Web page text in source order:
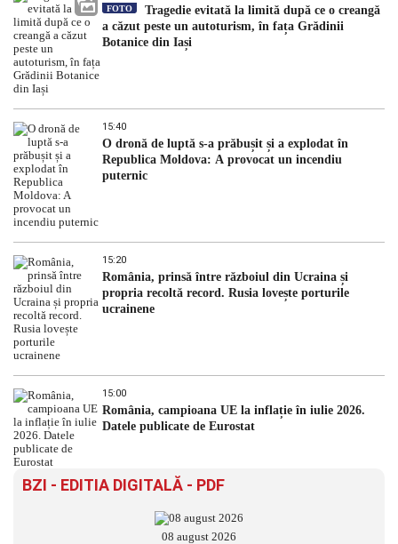
FOTO
Tragedie evitată la limită după ce o creangă
a căzut peste un autoturism, în fața Grădinii
Botanice din Iași
15:40
O dronă de luptă s-a prăbușit și a explodat în
Republica Moldova: A provocat un incendiu
puternic
15:20
România, prinsă între războiul din Ucraina și
propria recoltă record. Rusia lovește porturile
ucrainene
15:00
România, campioana UE la inflație în iulie 2026.
Datele publicate de Eurostat
BZI - EDITIA DIGITALĂ - PDF
08 august 2026